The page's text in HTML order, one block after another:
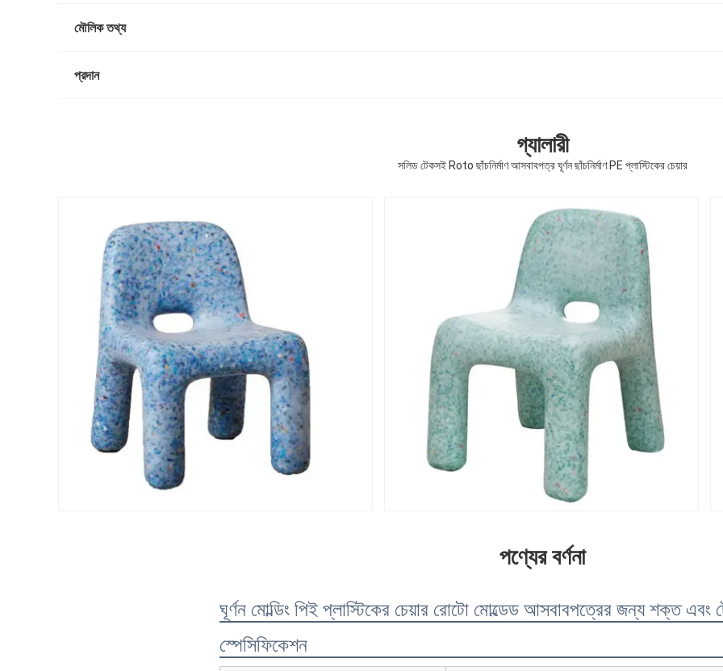
মৌলিক তথ্য
প্রদান
গ্যালারী
সলিড টেকসই Roto ছাঁচনির্মাণ আসবাবপত্র ঘূর্ণন ছাঁচনির্মাণ PE প্লাস্টিকের চেয়ার
পণ্যের বর্ণনা
ঘূর্ণন মোল্ডিং পিই প্লাস্টিকের চেয়ার রোটো মোল্ডেড আসবাবপত্রের জন্য শক্ত এবং
স্পেসিফিকেশন